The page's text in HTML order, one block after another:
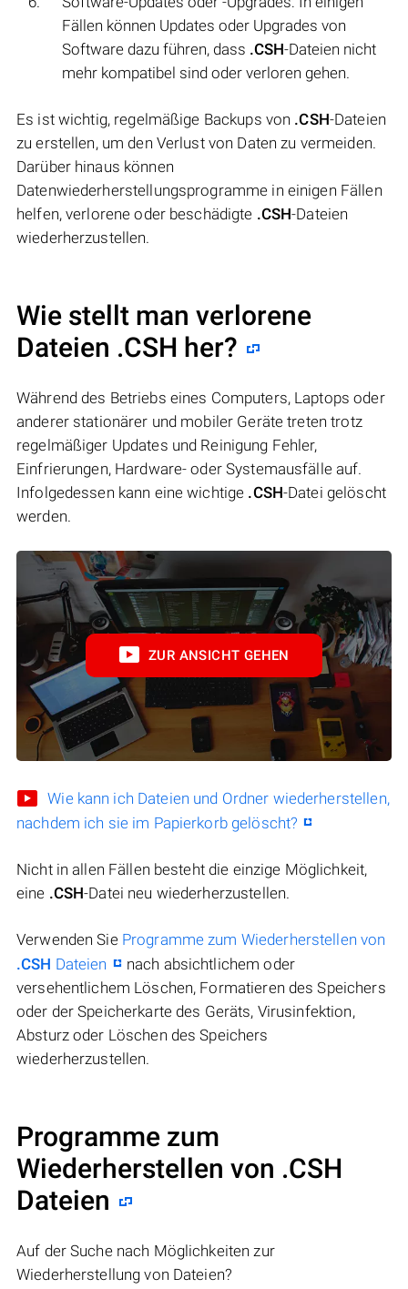
Fällen können Updates oder Upgrades von
Software dazu führen, dass .CSH-Dateien nicht
mehr kompatibel sind oder verloren gehen.
Es ist wichtig, regelmäßige Backups von .CSH-Dateien
zu erstellen, um den Verlust von Daten zu vermeiden.
Darüber hinaus können
Datenwiederherstellungsprogramme in einigen Fällen
helfen, verlorene oder beschädigte .CSH-Dateien
wiederherzustellen.
Wie stellt man verlorene
Dateien .CSH her?
Während des Betriebs eines Computers, Laptops oder
anderer stationärer und mobiler Geräte treten trotz
regelmäßiger Updates und Reinigung Fehler,
Einfrierungen, Hardware- oder Systemausfälle auf.
Infolgedessen kann eine wichtige .CSH-Datei gelöscht
werden.
ZUR ANSICHT GEHEN
Wie kann ich Dateien und Ordner wiederherstellen,
nachdem ich sie im Papierkorb gelöscht?
Nicht in allen Fällen besteht die einzige Möglichkeit,
eine .CSH-Datei neu wiederherzustellen.
Verwenden Sie Programme zum Wiederherstellen von
.CSH Dateien
nach absichtlichem oder
versehentlichem Löschen, Formatieren des Speichers
oder der Speicherkarte des Geräts, Virusinfektion,
Absturz oder Löschen des Speichers
wiederherzustellen.
Programme zum
Wiederherstellen von .CSH
Dateien
Auf der Suche nach Möglichkeiten zur
Wiederherstellung von Dateien?